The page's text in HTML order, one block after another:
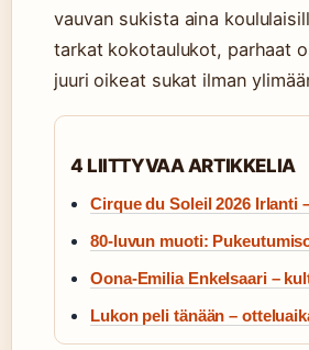
vauvan sukista aina
tarkat kokotaulukot, parhaat
juuri oikeat sukat ilman
4 LIITTYVAA ARTIKKELIA
Cirque du Soleil 2026 Irlanti
80-luvun muoti:
Oona-Emilia Enkelsaari –
Lukon peli tänään –